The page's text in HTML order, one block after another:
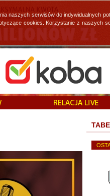
naszych serwisów do indywidualnych
cookies. Korzystanie z naszych